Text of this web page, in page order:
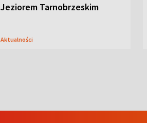
Jeziorem Tarnobrzeskim
Aktualności